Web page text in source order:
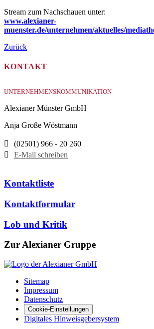
Stream zum Nachschauen unter:
www.alexianer-
muenster.de/unternehmen/aktuelles/
Zurück
KONTAKT
UNTERNEHMENSKOMMUNIKATION
Alexianer Münster GmbH
Anja Große Wöstmann
(02501) 966 - 20 260
E-Mail schreiben
Kontaktliste
Kontaktformular
Lob und Kritik
Zur Alexianer Gruppe
Sitemap
Impressum
Datenschutz
Cookie-Einstellungen
Digitales Hinweisgebersystem